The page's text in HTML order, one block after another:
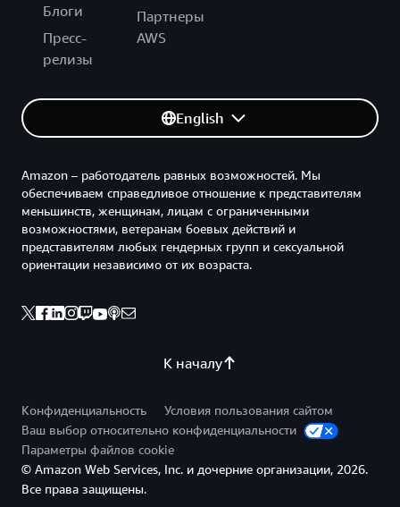
Блоги
Пресс-
релизы
Партнеры
AWS
English
К началу
Amazon – работодатель равных возможностей. Мы
обеспечиваем справедливое отношение к представителям
меньшинств, женщинам, лицам с ограниченными
возможностями, ветеранам боевых действий и
представителям любых гендерных групп и сексуальной
ориентации независимо от их возраста.
Конфиденциальность
Условия пользования сайтом
Ваш выбор относительно конфиденциальности
Параметры файлов cookie
© Amazon Web Services, Inc. и дочерние организации, 2026.
Все права защищены.